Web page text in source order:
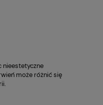
nieestetyczne
może różnić się